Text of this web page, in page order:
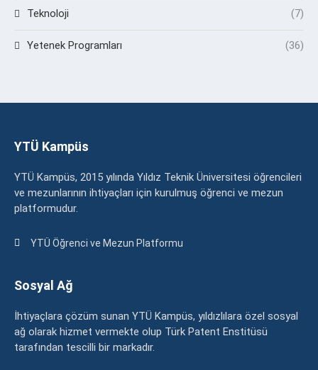
Teknoloji (7)
Yetenek Programları (36)
YTÜ Kampüs
YTÜ Kampüs, 2015 yılında Yıldız Teknik Üniversitesi öğrencileri
ve mezunlarının ihtiyaçları için kurulmuş öğrenci ve mezun
platformudur.
YTÜ Öğrenci ve Mezun Platformu
Sosyal Ağ
İhtiyaçlara çözüm sunan YTÜ Kampüs, yıldızlılara özel sosyal
ağ olarak hizmet vermekte olup Türk Patent Enstitüsü
tarafından tescilli bir markadır.